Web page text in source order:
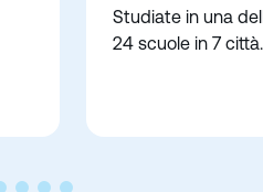
Studiate in una
24 scuole in 7 città.